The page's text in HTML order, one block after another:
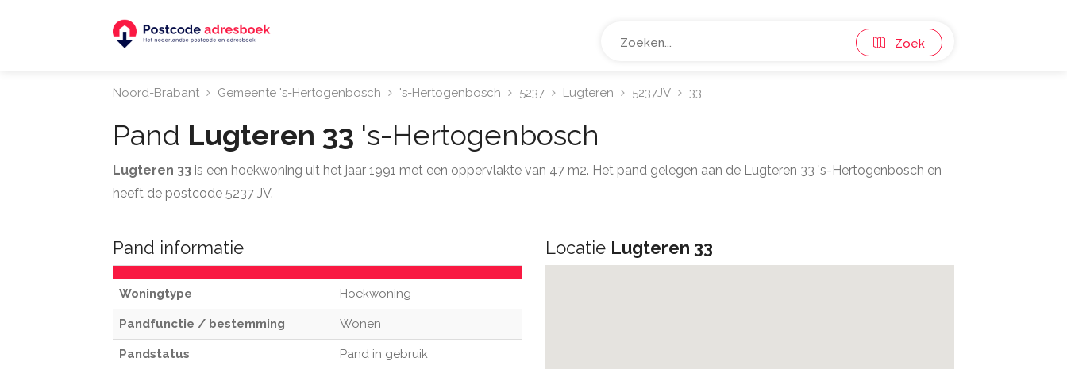
Zoek
Noord-Brabant Gemeente 's-Hertogenbosch 's-Hertogenbosch 5237 Lugteren 5237JV 33
Pand Lugteren 33 's-Hertogenbosch
Lugteren 33 is een hoekwoning uit het jaar 1991 met een oppervlakte van 47 m2. Het pand gelegen aan de Lugteren 33 's-Hertogenbosch en
heeft de postcode 5237 JV.
Pand informatie
Woningtype Hoekwoning
Pandfunctie / bestemming Wonen
Pandstatus Pand in gebruik
Locatie Lugteren 33